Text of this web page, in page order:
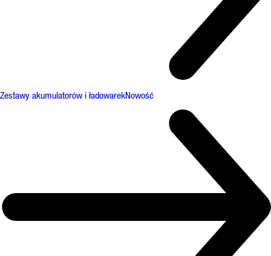
Zestawy akumulatorów i ładowarekNowość